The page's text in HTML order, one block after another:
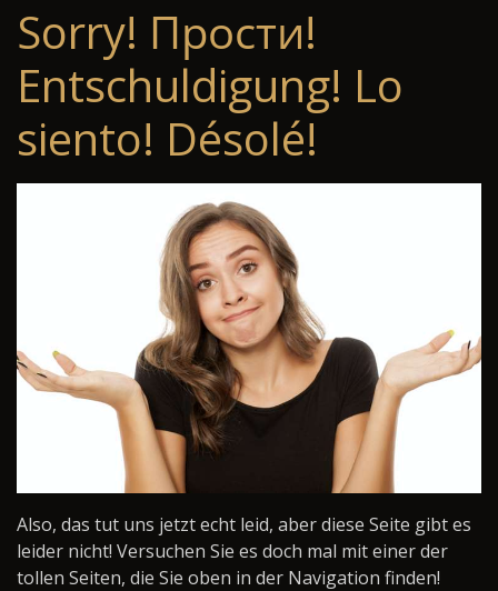
Sorry! Прости!
Entschuldigung! Lo
siento! Désolé!
Also, das tut uns jetzt echt leid, aber diese Seite gibt es
leider nicht! Versuchen Sie es doch mal mit einer der
tollen Seiten, die Sie oben in der Navigation finden!